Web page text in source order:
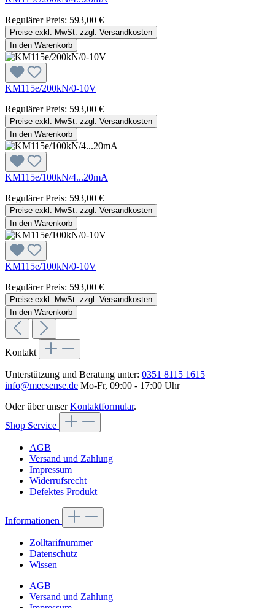
Regulärer Preis: 593,00 €
Preise exkl. MwSt. zzgl. Versandkosten
In den Warenkorb
KM115e/200kN/0-10V
Regulärer Preis: 593,00 €
Preise exkl. MwSt. zzgl. Versandkosten
In den Warenkorb
KM115e/100kN/4...20mA
Regulärer Preis: 593,00 €
Preise exkl. MwSt. zzgl. Versandkosten
In den Warenkorb
KM115e/100kN/0-10V
Regulärer Preis: 593,00 €
Preise exkl. MwSt. zzgl. Versandkosten
In den Warenkorb
Kontakt
Unterstützung und Beratung unter: 0351 8115 1615
info@mecsense.de Mo-Fr, 09:00 - 17:00 Uhr
Oder über unserKontaktformular.
Shop Service
AGB
Versand und Zahlung
Impressum
Widerrufsrecht
Defektes Produkt
Informationen
Zolltarifnummer
Datenschutz
Wissen
AGB
Versand und Zahlung